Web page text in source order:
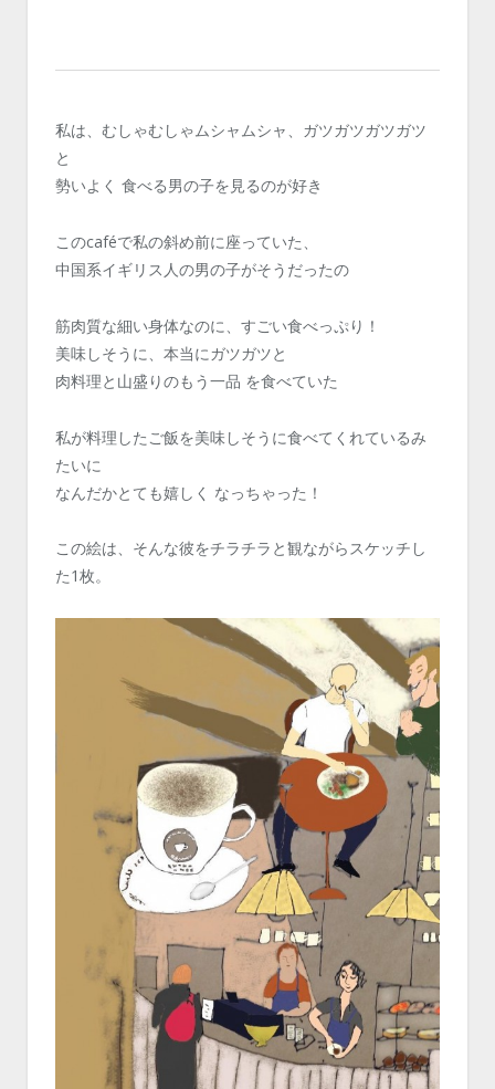
私は、むしゃむしゃムシャムシャ、ガツガツガツガツ
と
勢いよく 食べる男の子を見るのが好き
このcaféで私の斜め前に座っていた、
中国系イギリス人の男の子がそうだったの
筋肉質な細い身体なのに、すごい食べっぷり！
美味しそうに、本当にガツガツと
肉料理と山盛りのもう一品 を食べていた
私が料理したご飯を美味しそうに食べてくれているみ
たいに
なんだかとても嬉しく なっちゃった！
この絵は、そんな彼をチラチラと観ながらスケッチし
た1枚。